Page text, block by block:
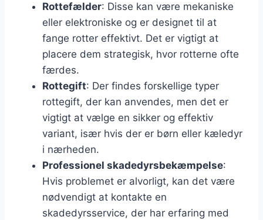
Rottefælder: Disse kan være mekaniske
eller elektroniske og er designet til at
fange rotter effektivt. Det er vigtigt at
placere dem strategisk, hvor rotterne ofte
færdes.
Rottegift: Der findes forskellige typer
rottegift, der kan anvendes, men det er
vigtigt at vælge en sikker og effektiv
variant, især hvis der er børn eller kæledyr
i nærheden.
Professionel skadedyrsbekæmpelse:
Hvis problemet er alvorligt, kan det være
nødvendigt at kontakte en
skadedyrsservice, der har erfaring med